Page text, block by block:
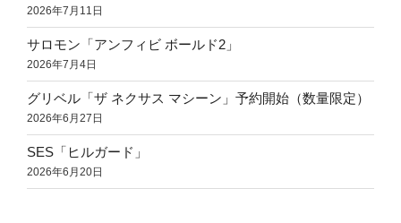
2026年7月11日
サロモン「アンフィビ ボールド2」
2026年7月4日
グリベル「ザ ネクサス マシーン」予約開始（数量限定）
2026年6月27日
SES「ヒルガード」
2026年6月20日